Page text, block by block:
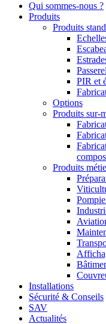
Qui sommes-nous ?
Produits
Produits
PIR et
Options
Produits sur-
Produits
Installations
Sécurité & Conseils
SAV
Actualités